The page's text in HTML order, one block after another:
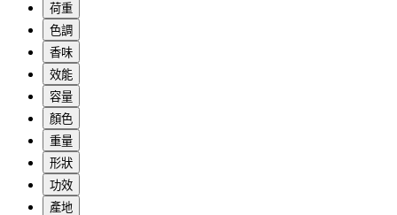
荷重
色調
香味
效能
容量
顏色
重量
形狀
功效
產地